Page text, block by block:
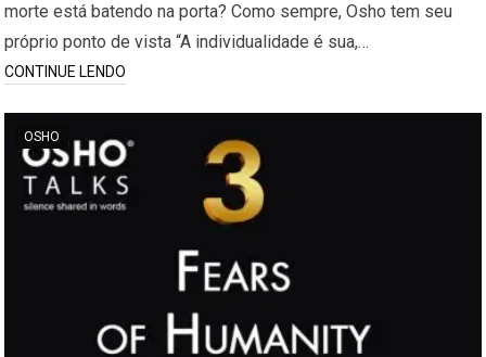
morte está batendo na porta? Como sempre, Osho tem seu
próprio ponto de vista “A individualidade é sua,…
CONTINUE LENDO
OSHO